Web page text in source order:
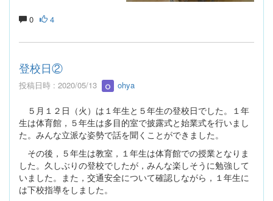
0 4
登校日②
投稿日時 : 2020/05/13 ohya
５月１２日（火）は１年生と５年生の登校日でした。１年
生は体育館，５年生は多目的室で披露式と始業式を行いまし
た。みんな立派な姿勢で話を聞くことができました。
その後，５年生は教室，１年生は体育館での授業となりま
した。久しぶりの登校でしたが，みんな楽しそうに勉強して
いました。また，交通安全について確認しながら，１年生に
は下校指導をしました。